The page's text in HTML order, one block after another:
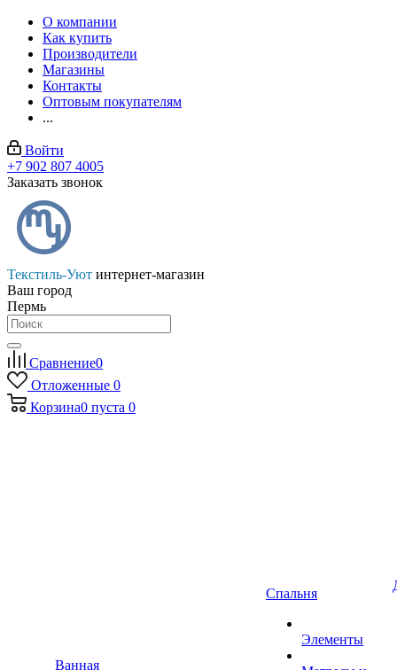
О компании
Как купить
Производители
Магазины
Контакты
Оптовым покупателям
...
Войти
+7 902 807 4005
Заказать звонок
Текстиль-Уют интернет-магазин
Ваш город
Пермь
Сравнение0
Отложенные 0
Корзина0 пуста 0
Ванная
Спальня
Элементы